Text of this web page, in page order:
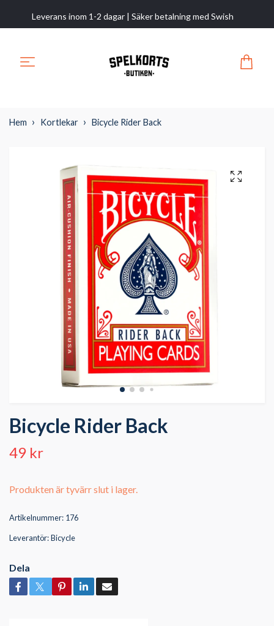
Leverans inom 1-2 dagar | Säker betalning med Swish
Hem Kortlekar Bicycle Rider Back
Bicycle Rider Back
49 kr
Produkten är tyvärr slut i lager.
Artikelnummer: 176
Leverantör:Bicycle
Dela